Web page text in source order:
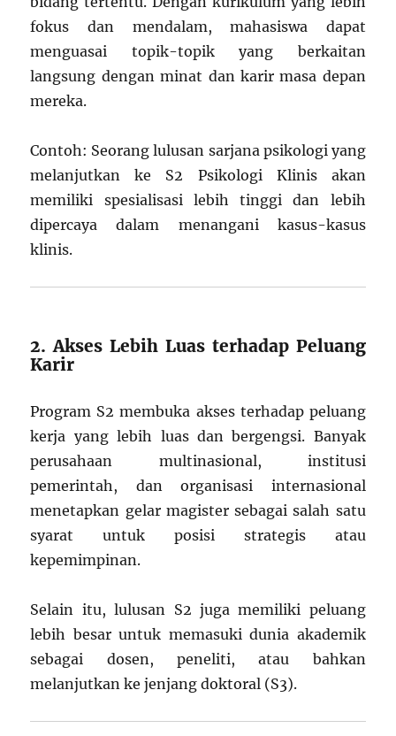
fokus dan mendalam, mahasiswa dapat
menguasai topik-topik yang berkaitan
langsung dengan minat dan karir masa depan
mereka.
Contoh: Seorang lulusan sarjana psikologi yang
melanjutkan ke S2 Psikologi Klinis akan
memiliki spesialisasi lebih tinggi dan lebih
dipercaya dalam menangani kasus-kasus
klinis.
2. Akses Lebih Luas terhadap Peluang
Karir
Program S2 membuka akses terhadap peluang
kerja yang lebih luas dan bergengsi. Banyak
perusahaan multinasional, institusi
pemerintah, dan organisasi internasional
menetapkan gelar magister sebagai salah satu
syarat untuk posisi strategis atau
kepemimpinan.
Selain itu, lulusan S2 juga memiliki peluang
lebih besar untuk memasuki dunia akademik
sebagai dosen, peneliti, atau bahkan
melanjutkan ke jenjang doktoral (S3).